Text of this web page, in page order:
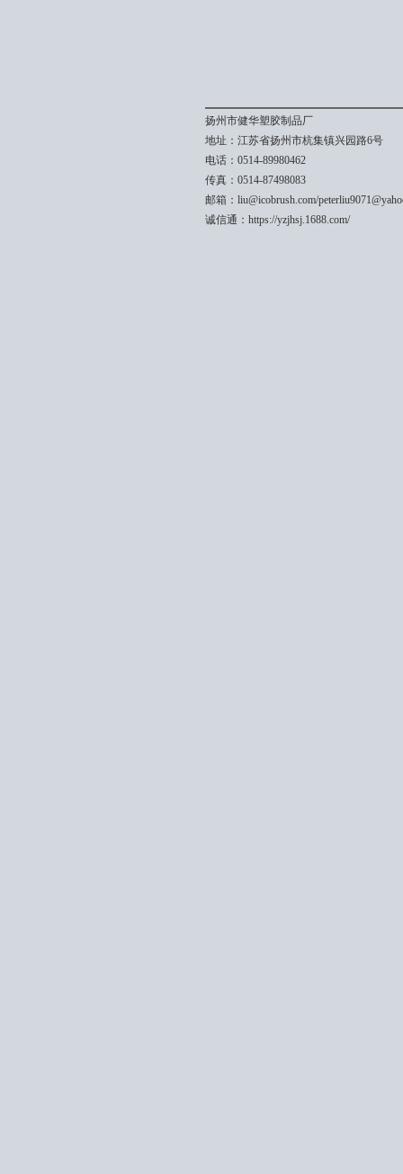
扬州市健华塑胶制品厂
地址：江苏省扬州市杭集镇兴园路6号
电话：0514-89980462
传真：0514-87498083
邮箱：liu@icobrush.com/
诚信通：https://yzjhsj.1688.com/